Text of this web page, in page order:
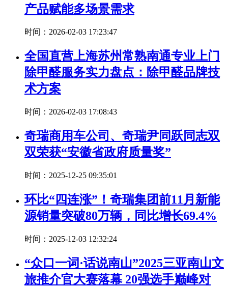
产品赋能多场景需求
时间：2026-02-03 17:23:47
全国直营上海苏州常熟南通专业上门
除甲醛服务实力盘点：除甲醛品牌技
术方案
时间：2026-02-03 17:08:43
奇瑞商用车公司、奇瑞尹同跃同志双
双荣获“安徽省政府质量奖”
时间：2025-12-25 09:35:01
环比“四连涨”！奇瑞集团前11月新能
源销量突破80万辆，同比增长69.4%
时间：2025-12-03 12:32:24
“众口一词·话说南山”2025三亚南山文
旅推介官大赛落幕 20强选手巅峰对